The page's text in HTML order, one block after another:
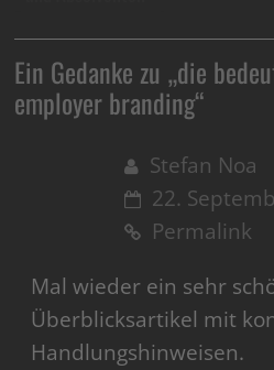
Ein Gedanke zu „die
employer branding“
Stefan Noa
22.
Permalink
Mal wieder ein sehr
Überblicksartikel mit
Handlungshinweisen.